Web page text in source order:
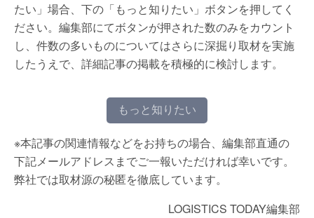
たい」場合、下の「もっと知りたい」ボタンを押してく
ださい。編集部にてボタンが押された数のみをカウント
し、件数の多いものについてはさらに深掘り取材を実施
したうえで、詳細記事の掲載を積極的に検討します。
もっと知りたい
※本記事の関連情報などをお持ちの場合、編集部直通の
下記メールアドレスまでご一報いただければ幸いです。
弊社では取材源の秘匿を徹底しています。
LOGISTICS TODAY編集部